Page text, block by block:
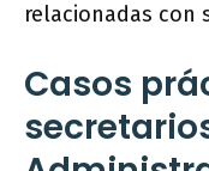
relacionadas con
Casos